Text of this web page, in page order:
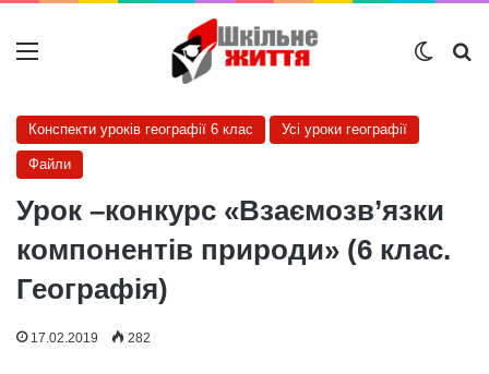
Меню
Конспекти уроків географії 6 клас Усі уроки географії
Файли
Урок –конкурс «Взаємозв’язки
компонентів природи» (6 клас.
Географія)
17.02.2019 282